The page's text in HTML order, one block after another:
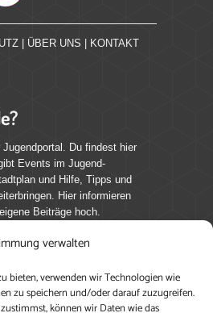
verwalten
bieten, verwenden wir Technologien wie
zu speichern und/oder darauf zuzugreifen.
können wir Daten wie das
ÜBER UNS KONTAKT
Du findest hier
Events im Jugend-
und Hilfe, Tipps und
Hier informieren
Beiträge hoch.
wie dir. Sammel
deine Perspektive und